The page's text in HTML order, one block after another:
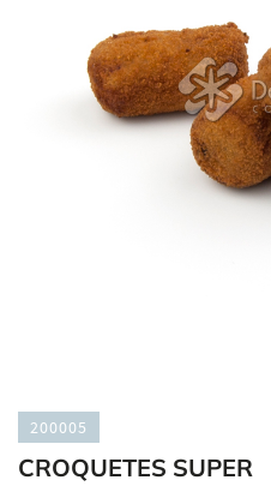
200005
CROQUETES SUPER